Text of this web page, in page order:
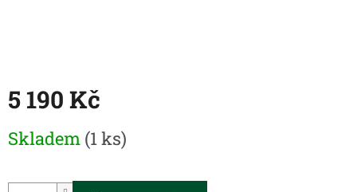
5 190 Kč
cena:
Skladem (1 ks)